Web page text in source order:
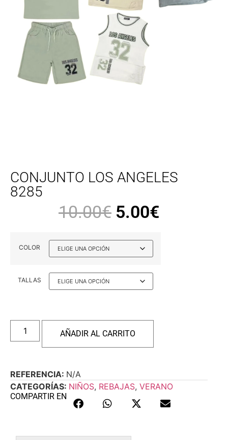
CONJUNTO LOS ANGELES
8285
10.00€ 5.00€
COLOR
TALLAS
AÑADIR AL CARRITO
REFERENCIA: N/A
CATEGORÍAS: NIÑOS, REBAJAS, VERANO
COMPARTIR EN